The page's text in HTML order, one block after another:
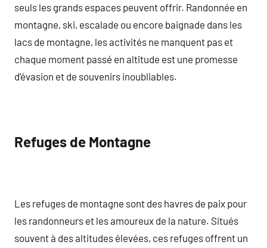
seuls les grands espaces peuvent offrir. Randonnée en
montagne, ski, escalade ou encore baignade dans les
lacs de montagne, les activités ne manquent pas et
chaque moment passé en altitude est une promesse
d’évasion et de souvenirs inoubliables.
Refuges de Montagne
Les refuges de montagne sont des havres de paix pour
les randonneurs et les amoureux de la nature. Situés
souvent à des altitudes élevées, ces refuges offrent un